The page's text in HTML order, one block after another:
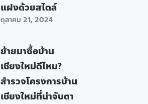
แฝงด้วยสไตล์
ตุลาคม 21, 2024
ย้ายมาซื้อบ้าน
เชียงใหม่ดีไหม?
สำรวจโครงการบ้าน
เชียงใหม่ที่น่าจับตา